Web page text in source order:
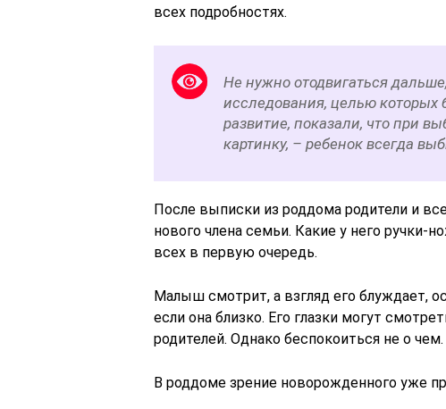
всех подробностях.
Не нужно отодвигаться
исследования, целью которых
развитие, показали, что при
картинку, – ребенок всегда
После выписки из роддома родители и
нового члена семьи. Какие у него ручки-
всех в первую очередь.
Малыш смотрит, а взгляд его блуждает,
если она близко. Его глазки могут
родителей. Однако беспокоиться не о чем.
В роддоме зрение новорожденного уже